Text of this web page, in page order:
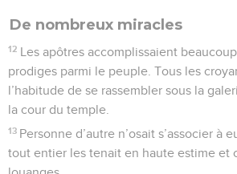
De nombreux miracles
12 Les apôtres accomplissaient
prodiges parmi le peuple. Tous les
l’habitude de se rassembler sous la
la cour du temple.
13 Personne d’autre n’osait s’associer à
tout entier les tenait en haute estime et